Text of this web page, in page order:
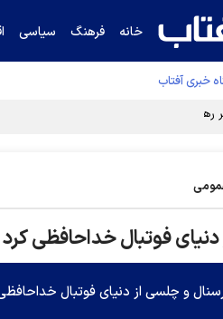
خانه فرهنگ سیاسی
خبری آفتاب
رهبر انقلاب ادعای خرازی درباره پزشکیان را
فوتبال خداحافظی کرد
و چلسی از دنیای فوتبال